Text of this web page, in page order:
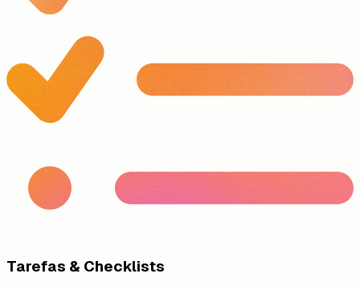
Tarefas & Checklists